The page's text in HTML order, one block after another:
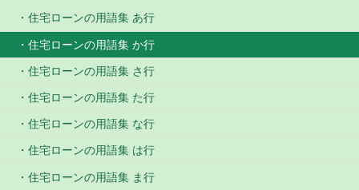
住宅ローンの用語集 あ行
住宅ローンの用語集 か行
住宅ローンの用語集 さ行
住宅ローンの用語集 た行
住宅ローンの用語集 な行
住宅ローンの用語集 は行
住宅ローンの用語集 ま行